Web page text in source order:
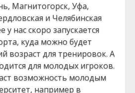
Магнитогорск, Уфа,
и Челябинская
у нас скоро запускается
куда можно будет
возраст для тренировок. А
для молодых игроков.
возможность молодым
например в